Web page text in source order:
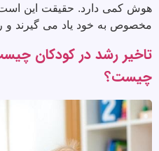
هوش کمی دارد. حقیقت این
مخصوص به خود یاد می گیرند
تاخیر رشد در کودکان
چیست؟